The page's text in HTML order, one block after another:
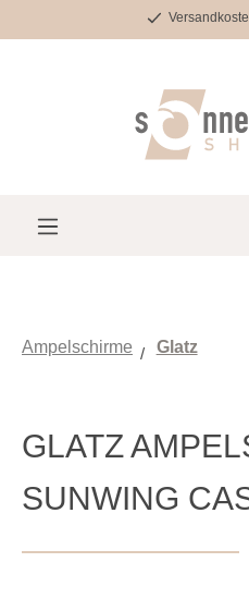
Zum Hauptinhalt springen
Ampelschirme Glatz
GLATZ
SUNWING